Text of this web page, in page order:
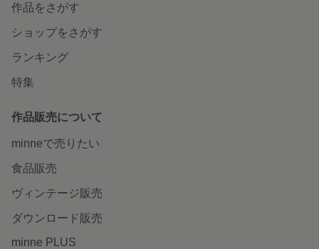
作品をさがす
ショップをさがす
ランキング
特集
作品販売について
minneで売りたい
食品販売
ヴィンテージ販売
ダウンロード販売
minne PLUS